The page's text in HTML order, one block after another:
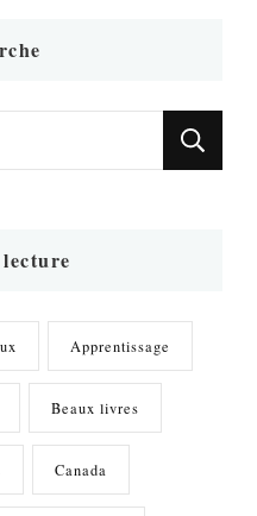
Apprentissage
Beaux livres
Canada